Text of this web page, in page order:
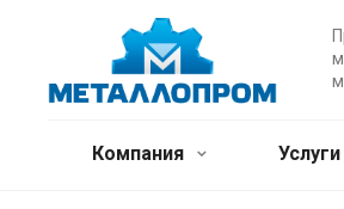
Компания Услуги